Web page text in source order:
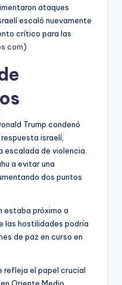
ataques
escaló nuevamente
crítico para las
)
Trump condenó
israelí,
escalada de violencia.
a evitar una
dos puntos
estaba próximo a
las hostilidades podría
de paz en curso en
refleja el papel crucial